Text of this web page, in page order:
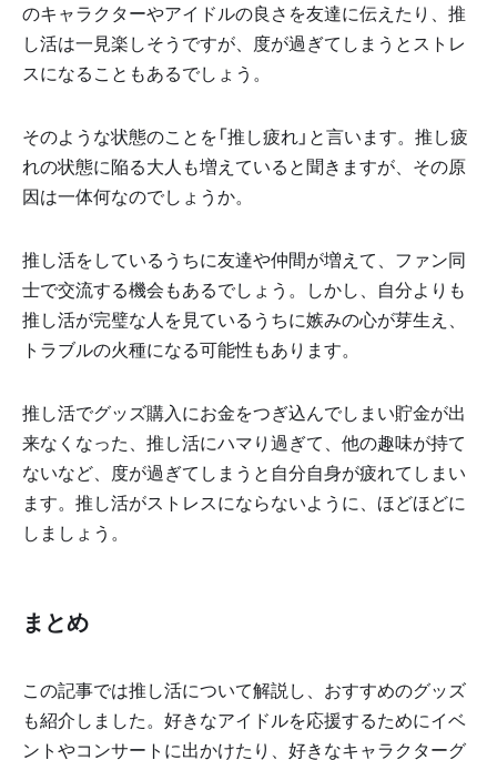
のキャラクターやアイドルの良さを友達に伝えたり、推
し活は一見楽しそうですが、度が過ぎてしまうとストレ
スになることもあるでしょう。
そのような状態のことを「推し疲れ」と言います。推し疲
れの状態に陥る大人も増えていると聞きますが、その原
因は一体何なのでしょうか。
推し活をしているうちに友達や仲間が増えて、ファン同
士で交流する機会もあるでしょう。しかし、自分よりも
推し活が完璧な人を見ているうちに嫉みの心が芽生え、
トラブルの火種になる可能性もあります。
推し活でグッズ購入にお金をつぎ込んでしまい貯金が出
来なくなった、推し活にハマり過ぎて、他の趣味が持て
ないなど、度が過ぎてしまうと自分自身が疲れてしまい
ます。推し活がストレスにならないように、ほどほどに
しましょう。
まとめ
この記事では推し活について解説し、おすすめのグッズ
も紹介しました。好きなアイドルを応援するためにイベ
ントやコンサートに出かけたり、好きなキャラクターグ